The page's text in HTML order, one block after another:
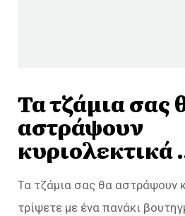
Τα τζάμια σας
αστράψουν
κυριολεκτικά
Τα τζάμια σας θα αστράψουν
τρίψετε με ένα πανάκι